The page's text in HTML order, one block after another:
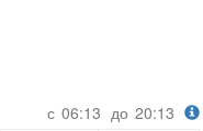
с 06:13 до 20:13